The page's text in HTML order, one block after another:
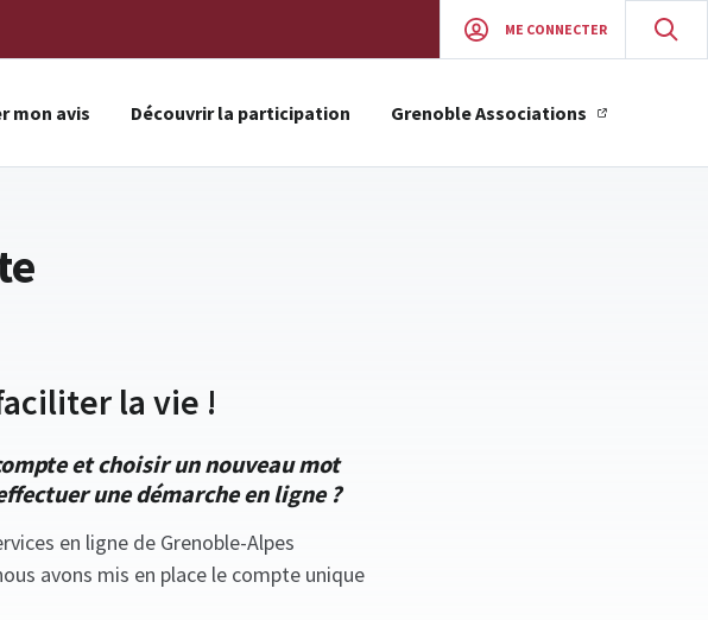
ME CONNECTER
mon avis Découvrir la participation Grenoble Associations
la vie !
et choisir un nouveau mot
une démarche en ligne ?
en ligne de Grenoble-Alpes
avons mis en place le compte unique